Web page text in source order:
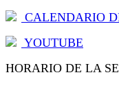
CALENDARIO
YOUTUBE
HORARIO DE LA